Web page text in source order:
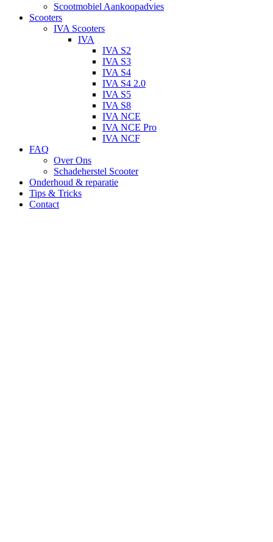
Scootmobiel Aankoopadvies
Scooters
IVA Scooters
IVA
IVA S2
IVA S3
IVA S4
IVA S4 2.0
IVA S5
IVA S8
IVA NCE
IVA NCE Pro
IVA NCF
FAQ
Over Ons
Schadeherstel Scooter
Onderhoud & reparatie
Tips & Tricks
Contact